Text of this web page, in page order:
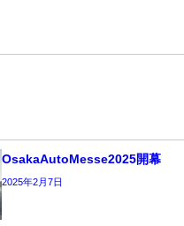
OsakaAutoMesse2025開幕
2025年2月7日